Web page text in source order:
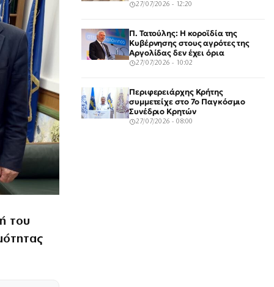
του
27/07/2026 - 12:20
Π. Τατούλης: Η κοροϊδία της
Κυβέρνησης στους αγρότες της
Αργολίδας δεν έχει όρια
27/07/2026 - 10:02
Περιφερειάρχης Κρήτης
συμμετείχε στο 7ο Παγκόσμιο
Συνέδριο Κρητών
27/07/2026 - 08:00